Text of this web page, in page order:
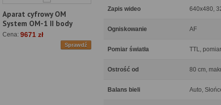
Aparat cyfrowy OM
System OM-1 II body
Cena: 9671 zł
Sprawdź
Zapis wideo 640x480,
Ogniskowanie AF
Pomiar światła TTL,
Ostrość od 80 cm,
Balans bieli Auto,